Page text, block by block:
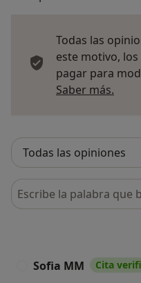
Todas las
este motivo,
pagar para
Saber más.
Busca en opiniones
Sofia MM Cita